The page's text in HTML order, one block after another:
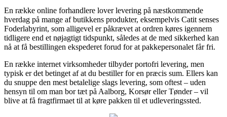
En række online forhandlere lover levering på næstkommende
hverdag på mange af butikkens produkter, eksempelvis Catit senses
Foderlabyrint, som alligevel er påkrævet at ordren køres igennem
tidligere end et nøjagtigt tidspunkt, således at de med sikkerhed kan
nå at få bestillingen ekspederet forud for at pakkepersonalet får fri.
En række internet virksomheder tilbyder portofri levering, men
typisk er det betinget af at du bestiller for en præcis sum. Ellers kan
du snuppe den mest betalelige slags levering, som oftest – uden
hensyn til om man bor tæt på Aalborg, Korsør eller Tønder – vil
blive at få fragtfirmaet til at køre pakken til et udleveringssted.